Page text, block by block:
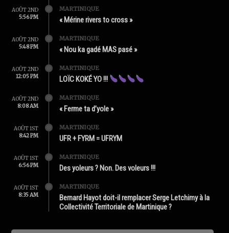
AOÛT 2ND
5:56 PM
MARTINIQUE
« Mérine rivers to cross »
AOÛT 2ND
5:48 PM
MARTINIQUE
« Nou ka gadé MAS pasé »
AOÛT 2ND
12:05 PM
MARTINIQUE
LOÏC KOKÉ YO !!!
AOÛT 2ND
8:08 AM
MARTINIQUE
« Ferme ta d’yole »
AOÛT 1ST
8:42 PM
MARTINIQUE
UFR + FYRM = UFRYM
AOÛT 1ST
6:56 PM
MARTINIQUE
Des yoleurs ? Non. Des voleurs !!!
AOÛT 1ST
8:35 AM
MARTINIQUE
Bernard Hayot doit-il remplacer Serge Letchimy à la
Collectivité Territoriale de Martinique ?